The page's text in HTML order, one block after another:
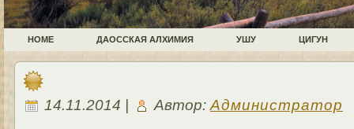
HOME ДАОССКАЯ АЛХИМИЯ УШУ ЦИГУН
14.11.2014 | Автор: Администратор